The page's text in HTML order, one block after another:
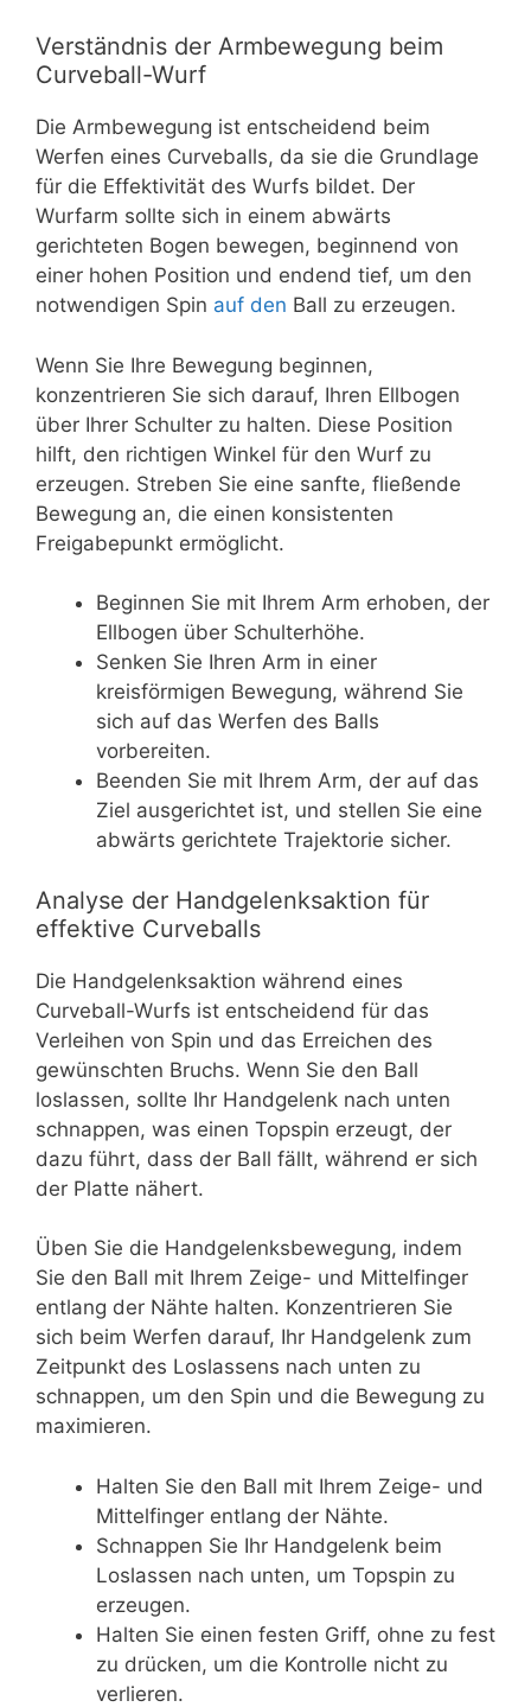
Verständnis der Armbewegung beim
Curveball-Wurf
Die Armbewegung ist entscheidend beim
Werfen eines Curveballs, da sie die Grundlage
für die Effektivität des Wurfs bildet. Der
Wurfarm sollte sich in einem abwärts
gerichteten Bogen bewegen, beginnend von
einer hohen Position und endend tief, um den
notwendigen Spin auf den Ball zu erzeugen.
Wenn Sie Ihre Bewegung beginnen,
konzentrieren Sie sich darauf, Ihren Ellbogen
über Ihrer Schulter zu halten. Diese Position
hilft, den richtigen Winkel für den Wurf zu
erzeugen. Streben Sie eine sanfte, fließende
Bewegung an, die einen konsistenten
Freigabepunkt ermöglicht.
Beginnen Sie mit Ihrem Arm erhoben, der
Ellbogen über Schulterhöhe.
Senken Sie Ihren Arm in einer
kreisförmigen Bewegung, während Sie
sich auf das Werfen des Balls
vorbereiten.
Beenden Sie mit Ihrem Arm, der auf das
Ziel ausgerichtet ist, und stellen Sie eine
abwärts gerichtete Trajektorie sicher.
Analyse der Handgelenksaktion für
effektive Curveballs
Die Handgelenksaktion während eines
Curveball-Wurfs ist entscheidend für das
Verleihen von Spin und das Erreichen des
gewünschten Bruchs. Wenn Sie den Ball
loslassen, sollte Ihr Handgelenk nach unten
schnappen, was einen Topspin erzeugt, der
dazu führt, dass der Ball fällt, während er sich
der Platte nähert.
Üben Sie die Handgelenksbewegung, indem
Sie den Ball mit Ihrem Zeige- und Mittelfinger
entlang der Nähte halten. Konzentrieren Sie
sich beim Werfen darauf, Ihr Handgelenk zum
Zeitpunkt des Loslassens nach unten zu
schnappen, um den Spin und die Bewegung zu
maximieren.
Halten Sie den Ball mit Ihrem Zeige- und
Mittelfinger entlang der Nähte.
Schnappen Sie Ihr Handgelenk beim
Loslassen nach unten, um Topspin zu
erzeugen.
Halten Sie einen festen Griff, ohne zu fest
zu drücken, um die Kontrolle nicht zu
verlieren.